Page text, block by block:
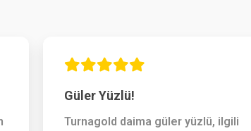
Güler Yüzlü!
Turnagold daima güler yüzlü, ilgili